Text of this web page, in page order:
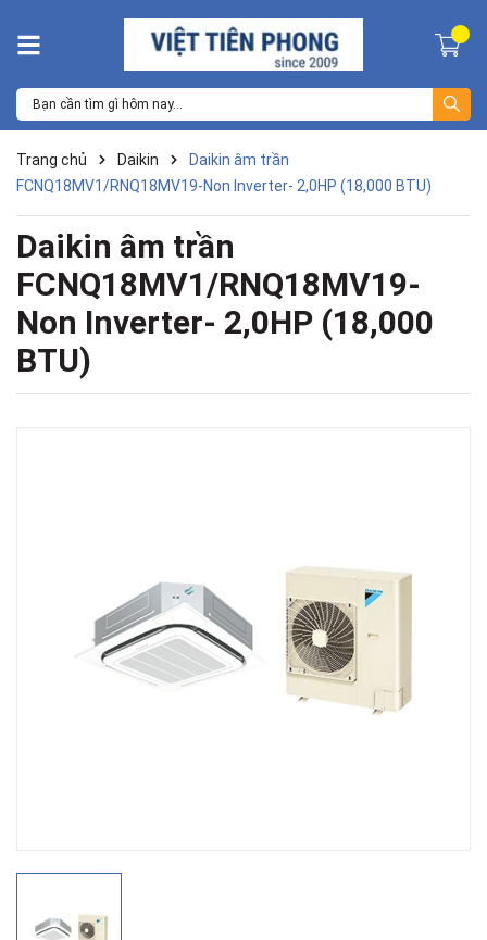
Trang chủ Daikin
Daikin âm trần
FCNQ18MV1/RNQ18MV19-Non Inverter- 2,0HP (18,000 BTU)
Daikin âm trần
FCNQ18MV1/RNQ18MV19-
Non Inverter- 2,0HP (18,000
BTU)